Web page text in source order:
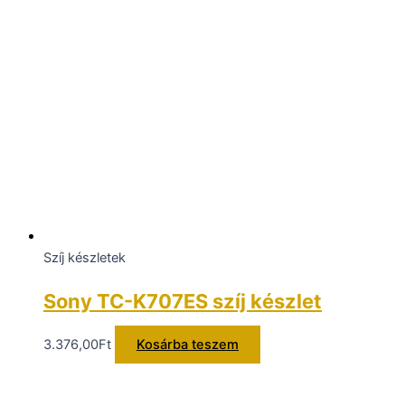
Szíj készletek
Sony TC-K707ES szíj készlet
3.376,00Ft Kosárba teszem